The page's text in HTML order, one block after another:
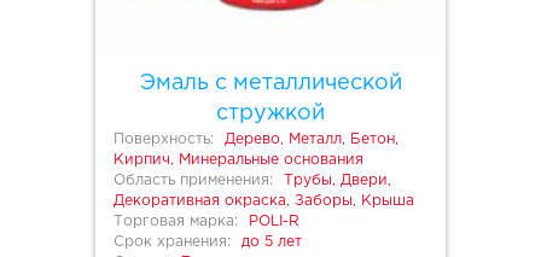
Эмаль с металлической
стружкой
Поверхность:
Дерево, Металл, Бетон,
Кирпич, Минеральные основания
Область применения:
Трубы, Двери,
Декоративная окраска, Заборы, Крыша
Торговая марка:
POLI-R
Срок хранения:
до 5 лет